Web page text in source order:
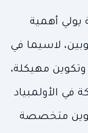
يولي أهمية
لاسيما في
وتكوين مهيكلة،
في الأولمبياد
متخصصة